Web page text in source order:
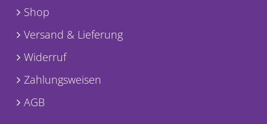
Shop
Versand & Lieferung
Widerruf
Zahlungsweisen
AGB